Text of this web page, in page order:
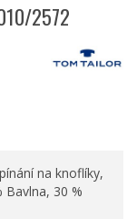
2572
na knoflíky,
Bavlna, 30 %